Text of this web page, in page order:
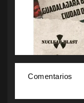
Comentarios